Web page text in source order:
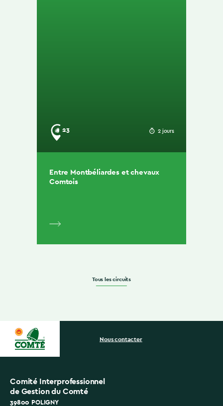
23 2 jours
Entre Montbéliardes et chevaux
Comtois
Tous les circuits
Comité Interprofessionnel
de Gestion du Comté
39800 POLIGNY
Nous contacter